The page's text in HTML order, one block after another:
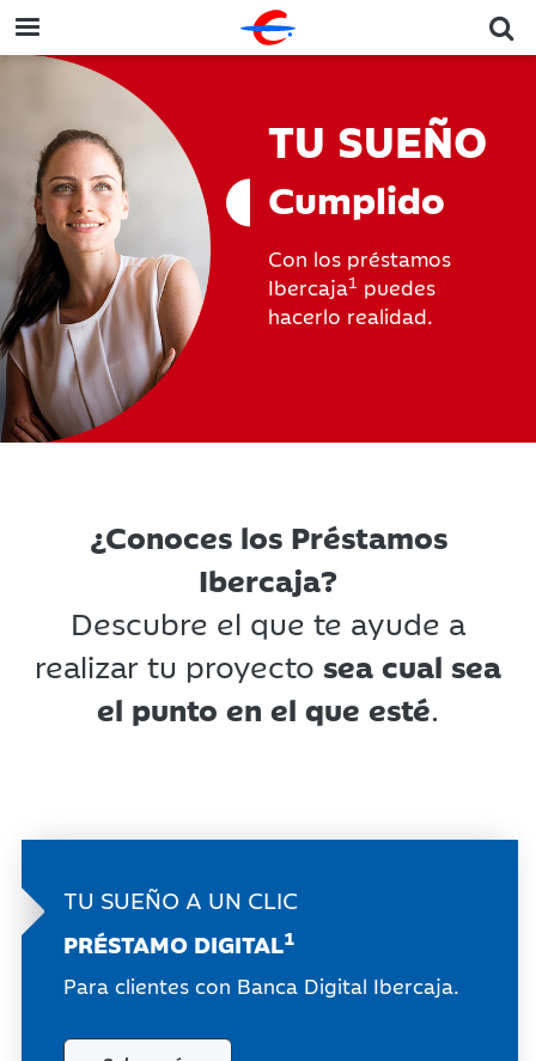
TU SUEÑO
Cumplido
Con los préstamos
Ibercaja1 puedes
hacerlo realidad.
¿Conoces los Préstamos
Ibercaja?
Descubre el que te ayude a
realizar tu proyecto sea cual sea
el punto en el que esté.
TU SUEÑO A UN CLIC
PRÉSTAMO DIGITAL1
Para clientes con Banca Digital Ibercaja.